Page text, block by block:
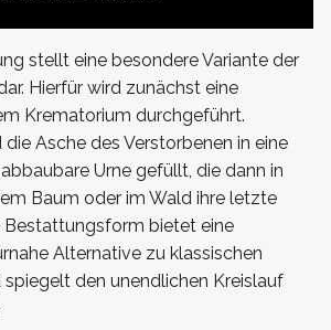
stellt eine besondere Variante der
Hierfür wird zunächst eine
Krematorium durchgeführt.
Asche des Verstorbenen in eine
Urne gefüllt, die dann in
Baum oder im Wald ihre letzte
Bestattungsform bietet eine
Alternative zu klassischen
den unendlichen Kreislauf